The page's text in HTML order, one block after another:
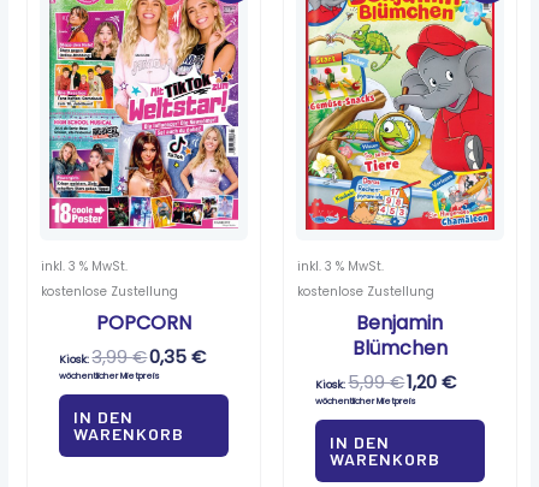
inkl. 3 % MwSt.
kostenlose Zustellung
POPCORN
Kiosk:3,99€0,35€
wöchentlicher Mietpreis
IN DEN
WARENKORB
inkl. 3 % MwSt.
kostenlose Zustellung
Benjamin
Blümchen
Kiosk:5,99€1,20€
wöchentlicher Mietpreis
IN DEN
WARENKORB